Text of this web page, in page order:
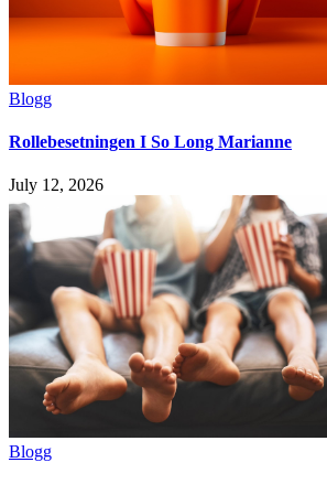
Blogg
Rollebesetningen I So Long Marianne
July 12, 2026
Blogg